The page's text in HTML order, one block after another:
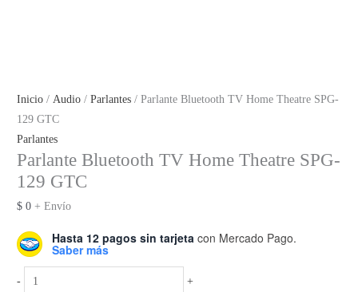
Inicio /Audio /Parlantes / Parlante Bluetooth TV Home Theatre SPG-
129 GTC
Parlantes
Parlante Bluetooth TV Home Theatre SPG-
129 GTC
$ 0 + Envío
Hasta 12 pagos sin tarjeta con Mercado Pago.
Saber más
-
Parlante
+